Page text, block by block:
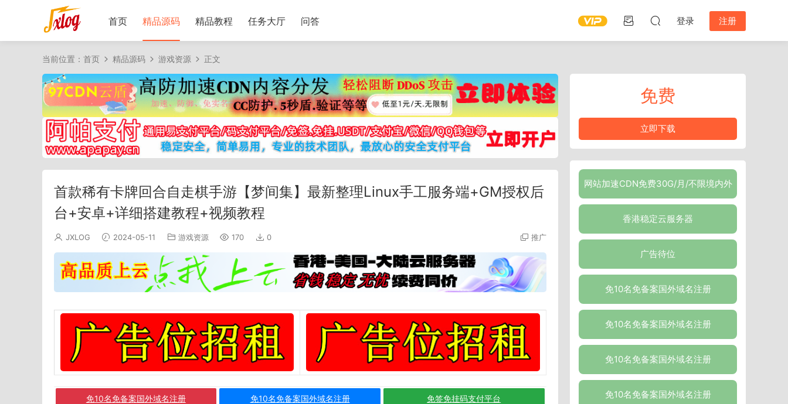
首页 精品源码 精品教程 任务大厅 问答 登录 注册
当前位置： 首页 精品源码 游戏资源 正文
首款稀有卡牌回合自走棋手游【梦间集】最新整理Linux手工服务端+GM授权后
台+安卓+详细搭建教程+视频教程
JXLOG 2024-05-11 游戏资源 170 0 推广
免10名免备案国外域名注册 免10名免备案国外域名注册 免签免挂码支付平台
免费
立即下载
网站加速CDN免费30G/月/不限境内外
香港稳定云服务器
广告待位
免10名免备案国外域名注册
免10名免备案国外域名注册
免10名免备案国外域名注册
免10名免备案国外域名注册